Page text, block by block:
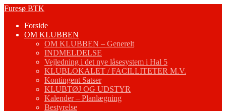
Fortsæt
indhold
Furesø BTK
Forside
OM KLUBBEN
OM KLUBBEN – Generelt
INDMELDELSE
Vejledning i det nye låsesystem i Hal 5
KLUBLOKALET / FACILLITETER M.V.
Kontingent Satser
KLUBTØJ OG UDSTYR
Kalender – Planlægning
Bestyrelse